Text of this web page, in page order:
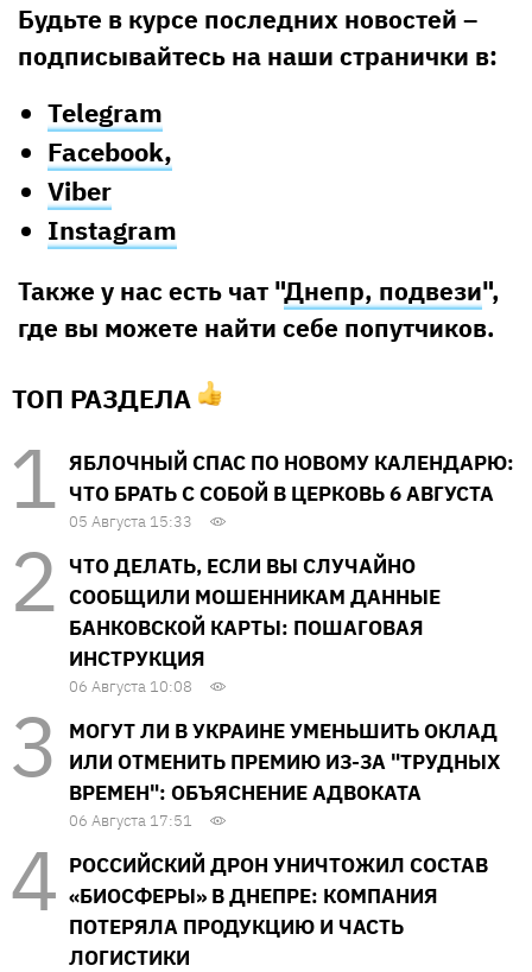
Будьте в курсе последних новостей –
подписывайтесь на наши странички в:
Telegram
Facebook,
Viber
Instagram
Также у нас есть чат "Днепр, подвези",
где вы можете найти себе попутчиков.
ТОП РАЗДЕЛА
ЯБЛОЧНЫЙ СПАС ПО НОВОМУ КАЛЕНДАРЮ:
ЧТО БРАТЬ С СОБОЙ В ЦЕРКОВЬ 6 АВГУСТА
05 Августа 15:33
ЧТО ДЕЛАТЬ, ЕСЛИ ВЫ СЛУЧАЙНО
СООБЩИЛИ МОШЕННИКАМ ДАННЫЕ
БАНКОВСКОЙ КАРТЫ: ПОШАГОВАЯ
ИНСТРУКЦИЯ
06 Августа 10:08
МОГУТ ЛИ В УКРАИНЕ УМЕНЬШИТЬ ОКЛАД
ИЛИ ОТМЕНИТЬ ПРЕМИЮ ИЗ-ЗА "ТРУДНЫХ
ВРЕМЕН": ОБЪЯСНЕНИЕ АДВОКАТА
06 Августа 17:51
РОССИЙСКИЙ ДРОН УНИЧТОЖИЛ СОСТАВ
«БИОСФЕРЫ» В ДНЕПРЕ: КОМПАНИЯ
ПОТЕРЯЛА ПРОДУКЦИЮ И ЧАСТЬ
ЛОГИСТИКИ